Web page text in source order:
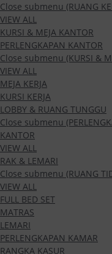
Close submenu (RUANG
VIEW ALL
KURSI & MEJA KANTOR
PERLENGKAPAN KANTOR
Close submenu (KURSI &
VIEW ALL
MEJA KERJA
KURSI KERJA
LOBBY & RUANG TUNGGU
Close submenu
KANTOR
VIEW ALL
RAK & LEMARI
Close submenu (RUANG
VIEW ALL
FULL BED SET
MATRAS
LEMARI
PERLENGKAPAN KAMAR
RANGKA KASUR